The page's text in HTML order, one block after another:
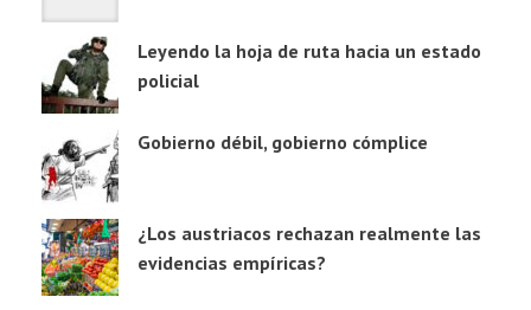
Leyendo la hoja de ruta hacia un estado
policial
Gobierno débil, gobierno cómplice
¿Los austriacos rechazan realmente las
evidencias empíricas?